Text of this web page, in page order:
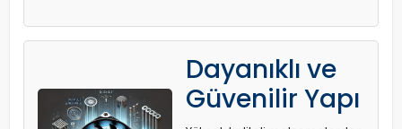
Dayanıklı ve
Güvenilir Yapı